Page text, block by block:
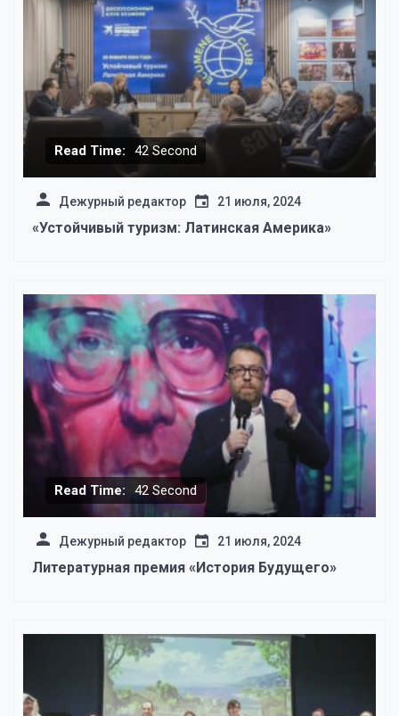
Read Time: 42 Second
Дежурный редактор 21 июля, 2024
«Устойчивый туризм: Латинская Америка»
Read Time: 42 Second
Дежурный редактор 21 июля, 2024
Литературная премия «История Будущего»